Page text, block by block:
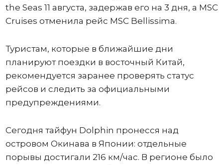
the Seas 11 августа, задержав его на 3 дня, а MSC
Cruises отменила рейс MSC Bellissima.
Туристам, которые в ближайшие дни
планируют поездки в восточный Китай,
рекомендуется заранее проверять статус
рейсов и следить за официальными
предупреждениями.
Сегодня тайфун Dolphin пронесся над
островом Окинава в Японии: отдельные
порывы достигали 216 км/час. В регионе было